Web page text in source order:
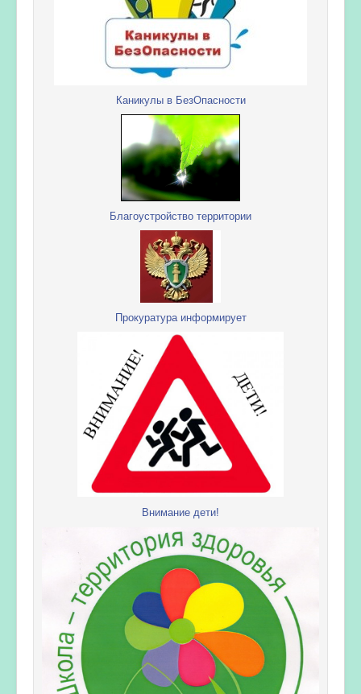
Каникулы в БезОпасности
Благоустройство территории
Прокуратура информирует
Внимание дети!